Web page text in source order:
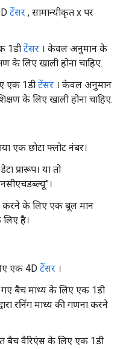
टेंसर , सामान्यीकृत x पर
1डी टेंसर । केवल अनुमान के
के लिए खाली होना चाहिए.
एक 1डी टेंसर । केवल अनुमान
के लिए खाली होना चाहिए.
एक छोटा फ्लोट नंबर।
प्रारूप। या तो
करने के लिए एक बूल मान
लिए है।
एक 4D टेंसर ।
बैच माध्य के लिए एक 1डी
रनिंग माध्य की गणना करने
बैच वैरिएंस के लिए एक 1डी